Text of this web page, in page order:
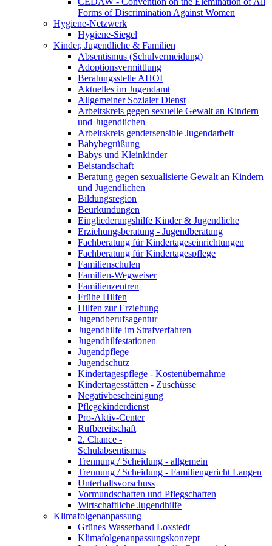
Forms of Discrimination Against Women
Hygiene-Netzwerk
Hygiene-Siegel
Kinder, Jugendliche & Familien
Absentismus (Schulvermeidung)
Adoptionsvermittlung
Beratungsstelle AHOI
Aktuelles im Jugendamt
Allgemeiner Sozialer Dienst
Arbeitskreis gegen sexuelle Gewalt an Kindern
und Jugendlichen
Arbeitskreis gendersensible Jugendarbeit
Babybegrüßung
Babys und Kleinkinder
Beistandschaft
Beratung gegen sexualisierte Gewalt an Kindern
und Jugendlichen
Bildungsregion
Beurkundungen
Eingliederungshilfe Kinder & Jugendliche
Erziehungsberatung - Jugendberatung
Fachberatung für Kindertageseinrichtungen
Fachberatung für Kindertagespflege
Familienschulen
Familien-Wegweiser
Familienzentren
Frühe Hilfen
Hilfen zur Erziehung
Jugendberufsagentur
Jugendhilfe im Strafverfahren
Jugendhilfestationen
Jugendpflege
Jugendschutz
Kindertagespflege - Kostenübernahme
Kindertagesstätten - Zuschüsse
Negativbescheinigung
Pflegekinderdienst
Pro-Aktiv-Center
Rufbereitschaft
2. Chance -
Schulabsentismus
Trennung / Scheidung - allgemein
Trennung / Scheidung - Familiengericht Langen
Unterhaltsvorschuss
Vormundschaften und Pflegschaften
Wirtschaftliche Jugendhilfe
Klimafolgenanpassung
Grünes Wasserband Loxstedt
Klimafolgenanpassungskonzept